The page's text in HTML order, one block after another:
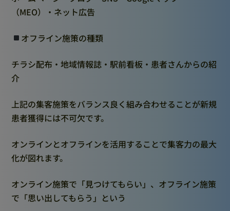
（MEO）・ネット広告
オフライン施策の種類
チラシ配布・地域情報誌・駅前看板・患者さんからの紹
介
上記の集客施策をバランス良く組み合わせることが新規
患者獲得には不可欠です。
オンラインとオフラインを活用することで集客力の最大
化が図れます。
オンライン施策で「見つけてもらい」、オフライン施策
で「思い出してもらう」という